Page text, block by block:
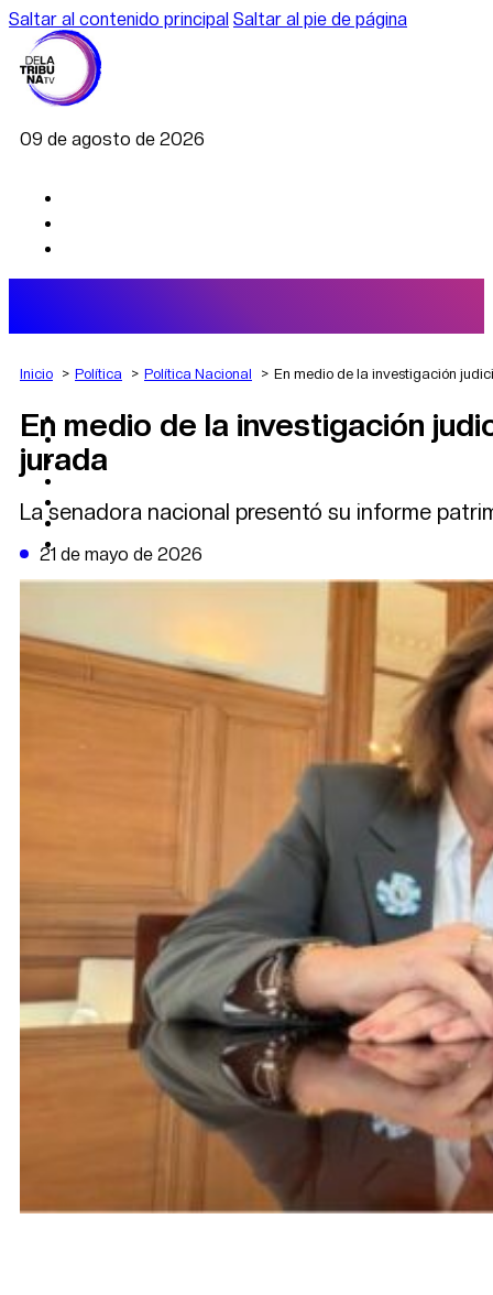
Saltar al contenido principal Saltar al pie de página
09 de agosto de 2026
AGRO
DEPORTES
ECONOMÍA
CAMBIO CLIMÁTICO
DATA FIRME
DE LA TRIBUNA TV
Inicio Política Política Nacional En medio de la investigación
En medio de la investigación
jurada
La senadora nacional presentó su informe
21 de mayo de 2026